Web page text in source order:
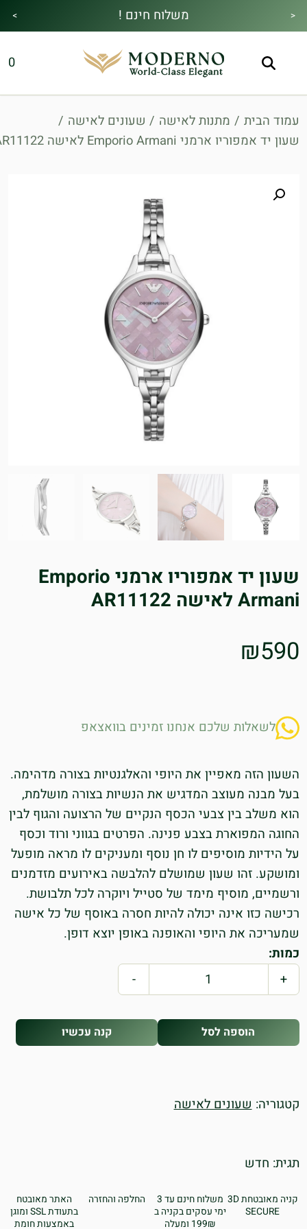
< משלוח חינם !
מתנה מיוחדת בכל בקנייה !
הנחה!בהקשת קוד קופון👇
>
0
עמוד הבית / מתנות לאישה / שעונים לאישה /
שעון יד אמפוריו ארמני Emporio Armani לאישה AR11122
שעון יד אמפוריו ארמני Emporio
Armani לאישה AR11122
₪590
לשאלות שלכם אנחנו זמינים בוואצאפ
השעון הזה מאפיין את היופי והאלגנטיות בצורה מדהימה.
בעל מבנה מעוצב המדגיש את הנשיות בצורה מושלמת,
הוא משלב בין צבעי הכסף הנקיים של הרצועה והגוף לבין
החוגה המפוארת בצבע פנינה. הפרטים בגווני ורוד וכסף
על הידיות מוסיפים לו חן נוסף ומעניקים לו מראה מופעל
ומושקע. זהו שעון שמושלם להלבשה באירועים מזדמנים
ורשמיים, מוסיף מימד של סטייל ויוקרה לכל תלבושת.
רכישה כזו אינה יכולה להיות חסרה באוסף של כל אישה
שמעריכה את היופי והאופנה באופן יוצא דופן.
כמות:
+
-
הוספה לסל קנה עכשיו
קטגוריה:שעונים לאישה
תגית: חדש
קניה מאובטחת 3D
SECURE
משלוח חינם עד 3
ימי עסקים בקניה ב
199₪ ומעלה
החלפה והחזרה
האתר מאובטח
בתעודת SSL ומוגן
באמצעות חומת